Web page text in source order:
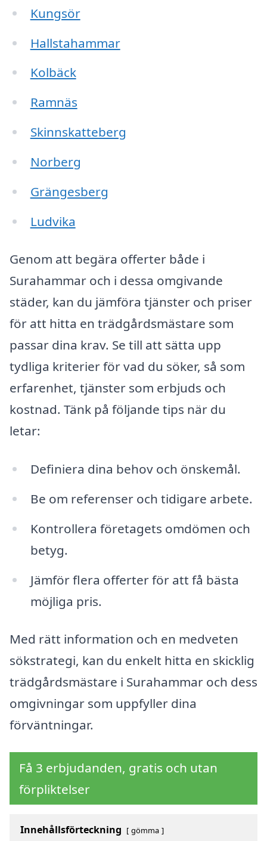
Kungsör
Hallstahammar
Kolbäck
Ramnäs
Skinnskatteberg
Norberg
Grängesberg
Ludvika
Genom att begära offerter både i
Surahammar och i dessa omgivande
städer, kan du jämföra tjänster och priser
för att hitta en trädgårdsmästare som
passar dina krav. Se till att sätta upp
tydliga kriterier för vad du söker, så som
erfarenhet, tjänster som erbjuds och
kostnad. Tänk på följande tips när du
letar:
Definiera dina behov och önskemål.
Be om referenser och tidigare arbete.
Kontrollera företagets omdömen och
betyg.
Jämför flera offerter för att få bästa
möjliga pris.
Med rätt information och en medveten
sökstrategi, kan du enkelt hitta en skicklig
trädgårdsmästare i Surahammar och dess
omgivningar som uppfyller dina
förväntningar.
Få 3 erbjudanden, gratis och utan
förpliktelser
Innehållsförteckning gömma